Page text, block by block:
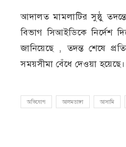
আদালত মামলাটির সুষ্ঠু
বিভাগ সিআইডিকে নির্দেশ
জানিয়েছে , তদন্ত শেষে
সময়সীমা বেঁধে দেওয়া হয়েছে।
অভিযোগ আলমডাঙ্গা আসামি